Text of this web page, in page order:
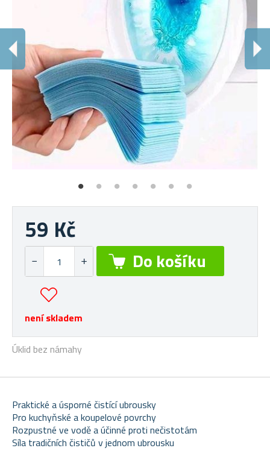
Úklid bez námahy
59 Kč
není skladem
Praktické a úsporné čistící ubrousky
Pro kuchyňské a koupelové povrchy
Rozpustné ve vodě a účinné proti nečistotám
Síla tradičních čističů v jednom ubrousku